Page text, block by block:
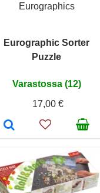
Eurographics
Eurographic Sorter
Puzzle
Varastossa (12)
17,00 €